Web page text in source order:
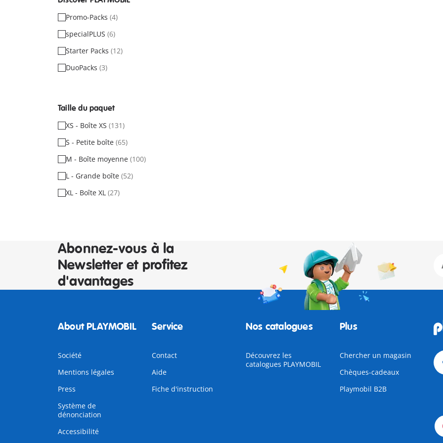
Promo-Packs (4)
specialPLUS (6)
Starter Packs (12)
DuoPacks (3)
Taille du paquet
XS - Boîte XS (131)
S - Petite boîte (65)
M - Boîte moyenne (100)
L - Grande boîte (52)
XL - Boîte XL (27)
Abonnez-vous à la
Newsletter et profitez
d'avantages
About PLAYMOBIL
Société
Mentions légales
Press
Système de
dénonciation
Accessibilité
Service
Contact
Aide
Fiche d'instruction
Nos catalogues
Découvrez les
catalogues PLAYMOBIL
Plus
Chercher un magasin
Chèques-cadeaux
Playmobil B2B